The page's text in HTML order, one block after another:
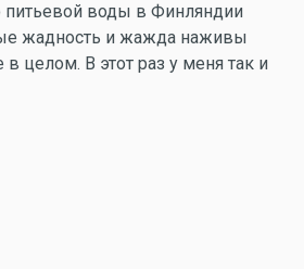
питьевой воды в Финляндии
жадность и жажда наживы
целом. В этот раз у меня так и